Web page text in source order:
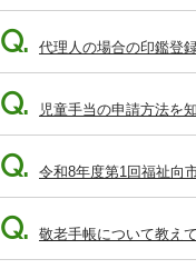
Q. 代理人の場合の印鑑登
Q. 児童手当の申請方法を
Q. 令和8年度第1回福祉向
Q. 敬老手帳について教え